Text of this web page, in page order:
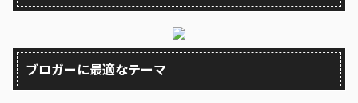
ブロガーに最適なテーマ